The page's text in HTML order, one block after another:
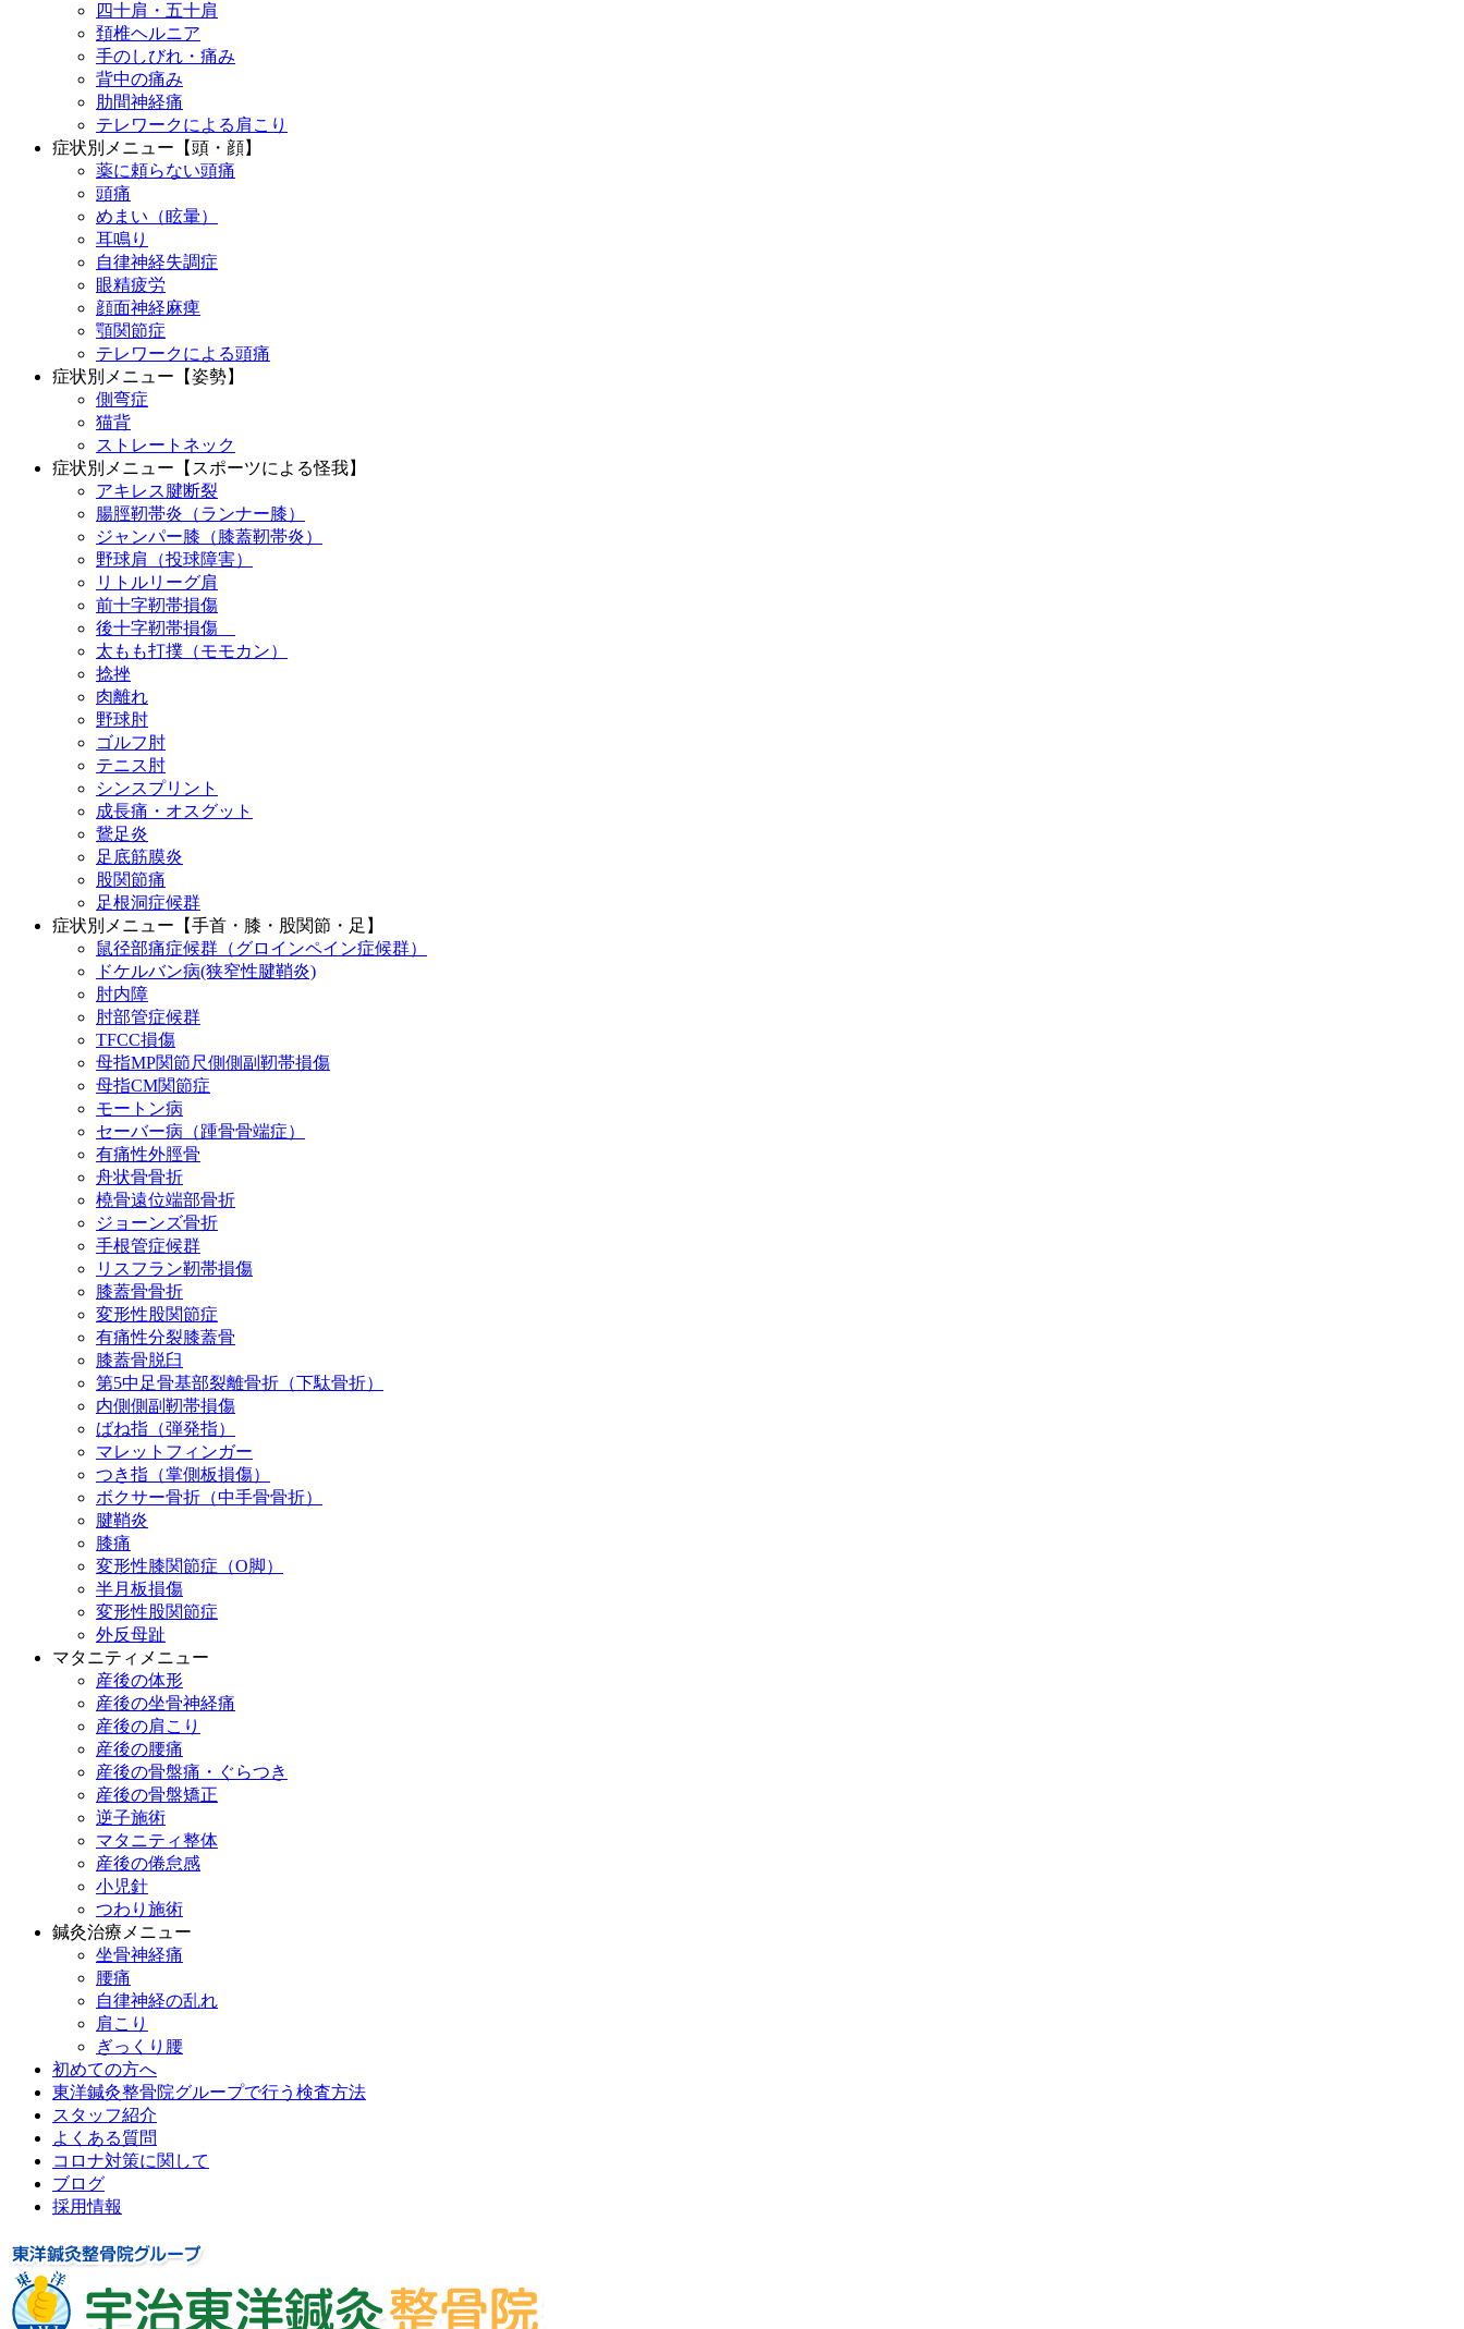
四十肩・五十肩
頚椎ヘルニア
手のしびれ・痛み
背中の痛み
肋間神経痛
テレワークによる肩こり
症状別メニュー【頭・顔】
薬に頼らない頭痛
頭痛
めまい（眩暈）
耳鳴り
自律神経失調症
眼精疲労
顔面神経麻痺
顎関節症
テレワークによる頭痛
症状別メニュー【姿勢】
側弯症
猫背
ストレートネック
症状別メニュー【スポーツによる怪我】
アキレス腱断裂
腸脛靭帯炎（ランナー膝）
ジャンパー膝（膝蓋靭帯炎）
野球肩（投球障害）
リトルリーグ肩
前十字靭帯損傷
後十字靭帯損傷
太もも打撲（モモカン）
捻挫
肉離れ
野球肘
ゴルフ肘
テニス肘
シンスプリント
成長痛・オスグット
鵞足炎
足底筋膜炎
股関節痛
足根洞症候群
症状別メニュー【手首・膝・股関節・足】
鼠径部痛症候群（グロインペイン症候群）
ドケルバン病(狭窄性腱鞘炎)
肘内障
肘部管症候群
TFCC損傷
母指MP関節尺側側副靭帯損傷
母指CM関節症
モートン病
セーバー病（踵骨骨端症）
有痛性外脛骨
舟状骨骨折
橈骨遠位端部骨折
ジョーンズ骨折
手根管症候群
リスフラン靭帯損傷
膝蓋骨骨折
変形性股関節症
有痛性分裂膝蓋骨
膝蓋骨脱臼
第5中足骨基部裂離骨折（下駄骨折）
内側側副靭帯損傷
ばね指（弾発指）
マレットフィンガー
つき指（掌側板損傷）
ボクサー骨折（中手骨骨折）
腱鞘炎
膝痛
変形性膝関節症（O脚）
半月板損傷
変形性股関節症
外反母趾
マタニティメニュー
産後の体形
産後の坐骨神経痛
産後の肩こり
産後の腰痛
産後の骨盤痛・ぐらつき
産後の骨盤矯正
逆子施術
マタニティ整体
産後の倦怠感
小児針
つわり施術
鍼灸治療メニュー
坐骨神経痛
腰痛
自律神経の乱れ
肩こり
ぎっくり腰
初めての方へ
東洋鍼灸整骨院グループで行う検査方法
スタッフ紹介
よくある質問
コロナ対策に関して
ブログ
採用情報